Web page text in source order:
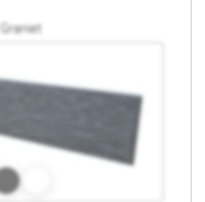
Graniet